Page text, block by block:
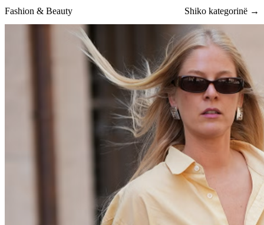
Fashion & Beauty Shiko kategorinë →